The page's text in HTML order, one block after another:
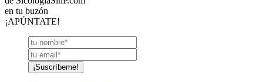
en tu buzón
¡APÚNTATE!